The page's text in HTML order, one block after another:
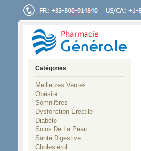
Catégories
Meilleures Ventes
Obésité
Somnifères
Dysfonction Érectile
Diabète
Soins De La Peau
Santé Digestive
Cholestérol